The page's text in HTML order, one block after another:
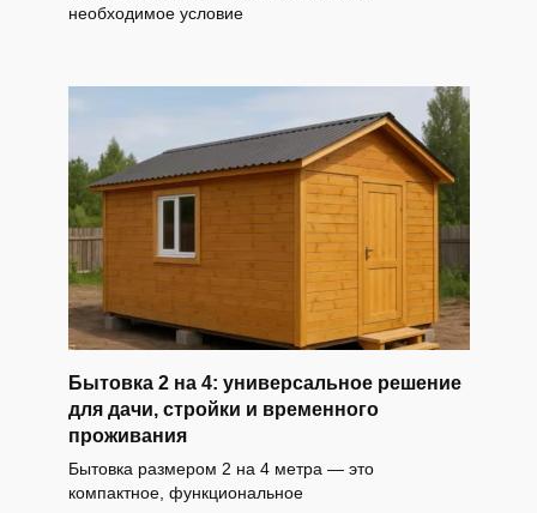
необходимое условие
Бытовка 2 на 4: универсальное решение
для дачи, стройки и временного
проживания
Бытовка размером 2 на 4 метра — это
компактное, функциональное